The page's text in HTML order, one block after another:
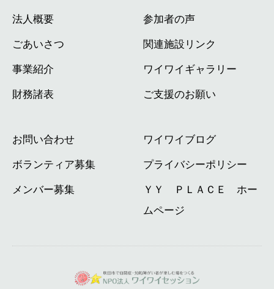
法人概要
ごあいさつ
事業紹介
財務諸表
参加者の声
関連施設リンク
ワイワイギャラリー
ご支援のお願い
お問い合わせ
ボランティア募集
メンバー募集
ワイワイブログ
プライバシーポリシー
ＹＹ ＰＬＡＣＥ ホー
ムページ